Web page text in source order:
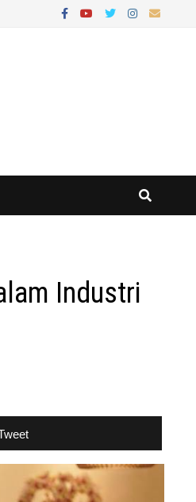
Industri